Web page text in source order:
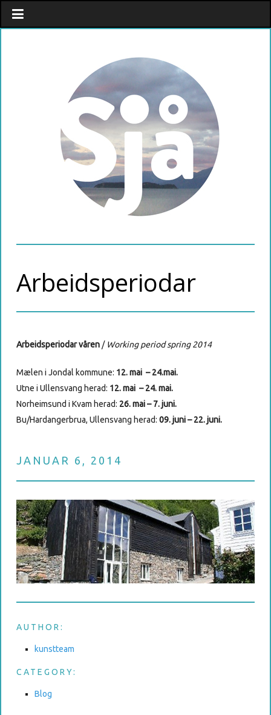
Arbeidsperiodar
Arbeidsperiodar våren / Working period spring 2014
Mælen i Jondal kommune: 12. mai – 24.mai.
Utne i Ullensvang herad: 12. mai – 24. mai.
Norheimsund i Kvam herad: 26. mai – 7. juni.
Bu/Hardangerbrua, Ullensvang herad: 09. juni – 22. juni.
JANUAR 6, 2014
AUTHOR:
kunstteam
CATEGORY:
Blog